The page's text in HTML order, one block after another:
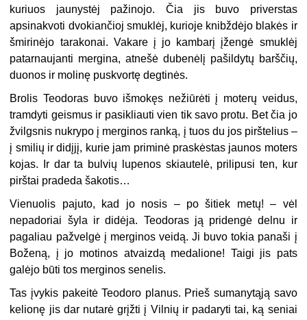
kuriuos jaunystėj pažinojo. Čia jis buvo priverstas
apsinakvoti dvokiančioj smuklėj, kurioje knibždėjo blakės ir
šmirinėjo tarakonai. Vakare į jo kambarį įžengė smuklėj
patarnaujanti mergina, atnešė dubenėlį pašildytų barščių,
duonos ir molinę puskvortę degtinės.
Brolis Teodoras buvo išmokęs nežiūrėti į moterų veidus,
tramdyti geismus ir pasikliauti vien tik savo protu. Bet čia jo
žvilgsnis nukrypo į merginos ranką, į tuos du jos pirštelius –
į smilių ir didįjį, kurie jam priminė praskėstas jaunos moters
kojas. Ir dar ta bulvių lupenos skiautelė, prilipusi ten, kur
pirštai pradeda šakotis…
Vienuolis pajuto, kad jo nosis – po šitiek metų! – vėl
nepadoriai šyla ir didėja. Teodoras ją pridengė delnu ir
pagaliau pažvelgė į merginos veidą. Ji buvo tokia panaši į
Boženą, į jo motinos atvaizdą medalione! Taigi jis pats
galėjo būti tos merginos senelis.
Tas įvykis pakeitė Teodoro planus. Prieš sumanytąją savo
kelionę jis dar nutarė grįžti į Vilnių ir padaryti tai, ką seniai